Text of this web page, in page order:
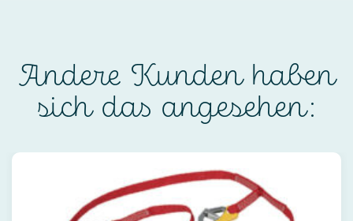
Andere Kunden haben
sich das angesehen: